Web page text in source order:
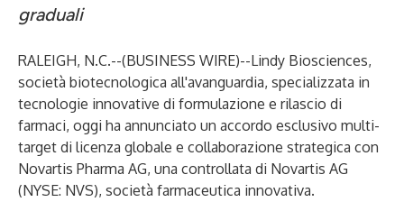
graduali
RALEIGH, N.C.--(BUSINESS WIRE)--Lindy Biosciences,
società biotecnologica all'avanguardia, specializzata in
tecnologie innovative di formulazione e rilascio di
farmaci, oggi ha annunciato un accordo esclusivo multi-
target di licenza globale e collaborazione strategica con
Novartis Pharma AG, una controllata di Novartis AG
(NYSE: NVS), società farmaceutica innovativa.